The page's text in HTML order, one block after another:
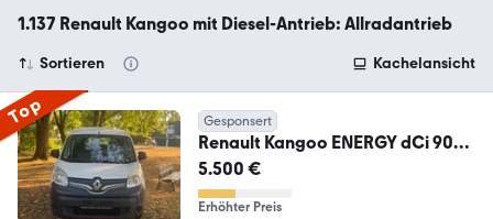
1.137 Renault Kangoo mit Diesel-Antrieb: Allradantrieb
Sortieren Kachelansicht
Top Gesponsert
Renault Kangoo ENERGY dCi 90
Experience
5.500 €
Erhöhter Preis